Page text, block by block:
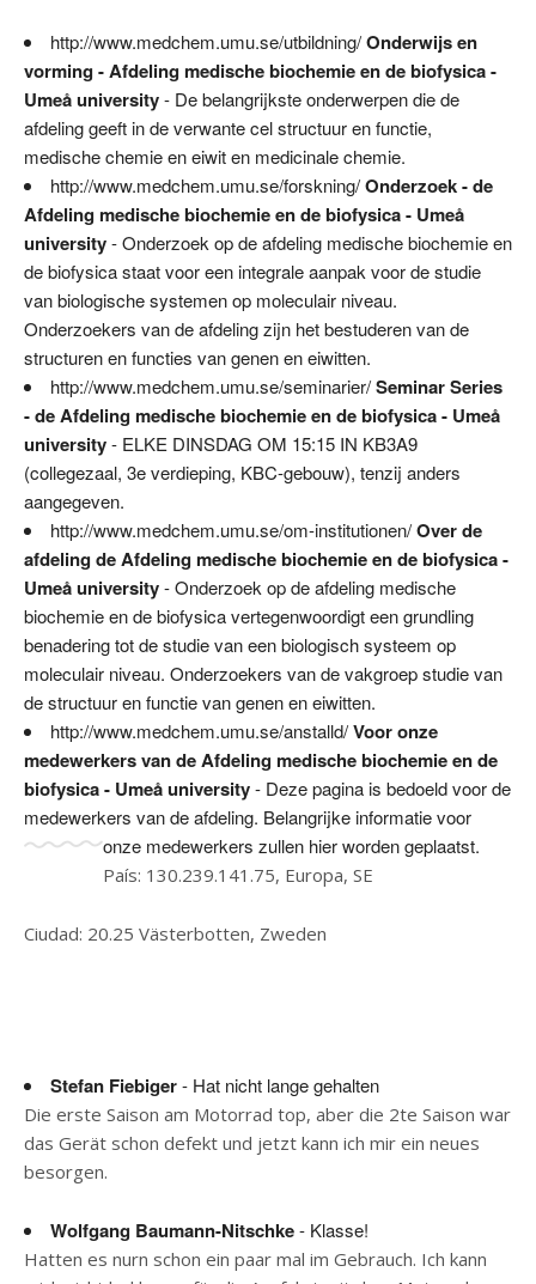
http://www.medchem.umu.se/utbildning/Onderwijs en
vorming - Afdeling medische biochemie en de biofysica -
Umeå university- De belangrijkste onderwerpen die de
afdeling geeft in de verwante cel structuur en functie,
medische chemie en eiwit en medicinale chemie.
http://www.medchem.umu.se/forskning/Onderzoek - de
Afdeling medische biochemie en de biofysica - Umeå
university- Onderzoek op de afdeling medische biochemie en
de biofysica staat voor een integrale aanpak voor de studie
van biologische systemen op moleculair niveau.
Onderzoekers van de afdeling zijn het bestuderen van de
structuren en functies van genen en eiwitten.
http://www.medchem.umu.se/seminarier/Seminar Series
- de Afdeling medische biochemie en de biofysica - Umeå
university- ELKE DINSDAG OM 15:15 IN KB3A9
(collegezaal, 3e verdieping, KBC-gebouw), tenzij anders
aangegeven.
http://www.medchem.umu.se/om-institutionen/Over de
afdeling de Afdeling medische biochemie en de biofysica -
Umeå university- Onderzoek op de afdeling medische
biochemie en de biofysica vertegenwoordigt een grundling
benadering tot de studie van een biologisch systeem op
moleculair niveau. Onderzoekers van de vakgroep studie van
de structuur en functie van genen en eiwitten.
http://www.medchem.umu.se/anstalld/Voor onze
medewerkers van de Afdeling medische biochemie en de
biofysica - Umeå university- Deze pagina is bedoeld voor de
medewerkers van de afdeling. Belangrijke informatie voor
onze medewerkers zullen hier worden geplaatst.
País: 130.239.141.75, Europa, SE
Ciudad: 20.25 Västerbotten, Zweden
Stefan Fiebiger- Hat nicht lange gehalten
Die erste Saison am Motorrad top, aber die 2te Saison war
das Gerät schon defekt und jetzt kann ich mir ein neues
besorgen.
Wolfgang Baumann-Nitschke- Klasse!
Hatten es nurn schon ein paar mal im Gebrauch. Ich kann